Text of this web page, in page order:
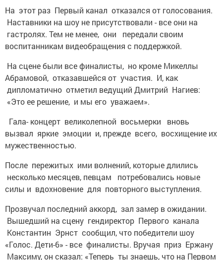
На этот раз Первый канал отказался от голосования.
Наставники на шоу не присутствовали - все они на
гастролях. Тем не менее, они передали своим
воспитанникам видеобращения с поддержкой.
На сцене были все финалисты, но кроме Микеллы
Абрамовой, отказавшейся от участия. И, как
дипломатично отметил ведущий Дмитрий Нагиев:
«Это ее решение, и мы его уважаем».
Гала- концерт великолепной восьмерки вновь
вызвал яркие эмоции и, прежде всего, восхищение их
мужественностью.
После пережитых ими волнений, которые длились
несколько месяцев, певцам потребовались новые
силы и вдохновение для повторного выступления.
Прозвучал последний аккорд, зал замер в ожидании.
Вышедший на сцену гендиректор Первого канала
Константин Эрнст сообщил, что победители шоу
«Голос. Дети-6» - все финалисты. Вручая приз Ержану
Максиму, он сказал: «Теперь ты знаешь, что на Первом